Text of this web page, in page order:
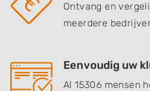
Ontvang en
meerdere
Eenvoudig uw
Al 15306 mensen